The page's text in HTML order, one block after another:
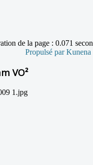
de la page : 0.071
Propulsé parKunena
VO²